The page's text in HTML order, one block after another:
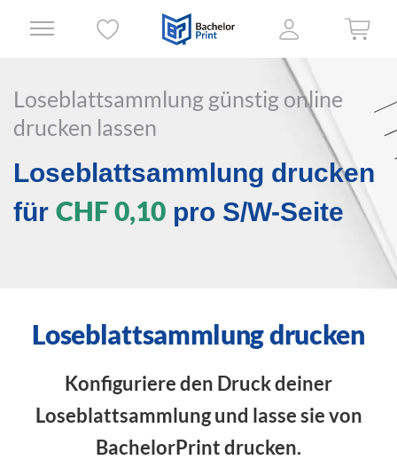
Loseblattsammlung günstig online
drucken lassen
Loseblattsammlung drucken
für CHF 0,10 pro S/W-Seite
Loseblattsammlung drucken
Konfiguriere den Druck deiner
Loseblattsammlung und lasse sie von
BachelorPrint drucken.